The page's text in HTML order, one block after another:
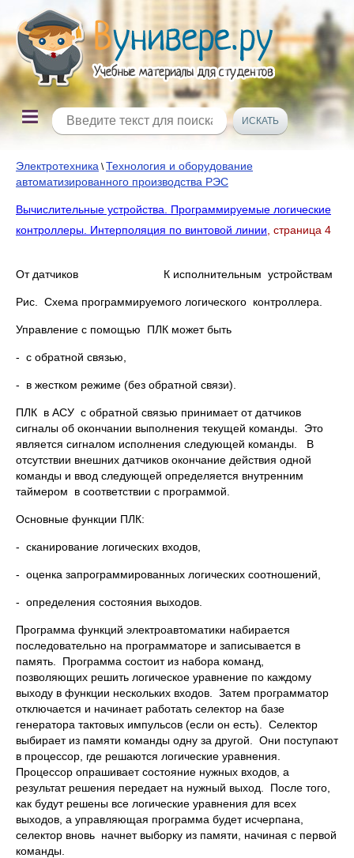
Электротехника \Технология и оборудование
автоматизированного производства РЭС
Вычислительные устройства. Программируемые логические
контроллеры. Интерполяция по винтовой линии , страница 4
От датчиков К исполнительным устройствам
Рис. Схема программируемого логического контроллера.
Управление с помощью ПЛК может быть
- с обратной связью,
- в жестком режиме (без обратной связи).
ПЛК в АСУ с обратной связью принимает от датчиков
сигналы об окончании выполнения текущей команды. Это
является сигналом исполнения следующей команды. В
отсутствии внешних датчиков окончание действия одной
команды и ввод следующей определяется внутренним
таймером в соответствии с программой.
Основные функции ПЛК:
- сканирование логических входов,
- оценка запрограммированных логических соотношений,
- определения состояния выходов.
Программа функций электроавтоматики набирается
последовательно на программаторе и записывается в
память. Программа состоит из набора команд,
позволяющих решить логическое уравнение по каждому
выходу в функции нескольких входов. Затем программатор
отключается и начинает работать селектор на базе
генератора тактовых импульсов (если он есть). Селектор
выбирает из памяти команды одну за другой. Они поступают
в процессор, где решаются логические уравнения.
Процессор опрашивает состояние нужных входов, а
результат решения передает на нужный выход. После того,
как будут решены все логические уравнения для всех
выходов, а управляющая программа будет исчерпана,
селектор вновь начнет выборку из памяти, начиная с первой
команды.